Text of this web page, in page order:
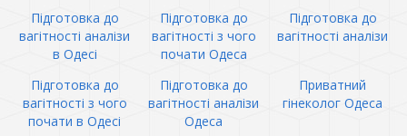
Підготовка до
вагітності аналізи
в Одесі
Підготовка до
вагітності з чого
почати Одеса
Підготовка до
вагітності аналізи
Підготовка до
вагітності з чого
почати в Одесі
Підготовка до
вагітності аналізи
Одеса
Приватний
гінеколог Одеса